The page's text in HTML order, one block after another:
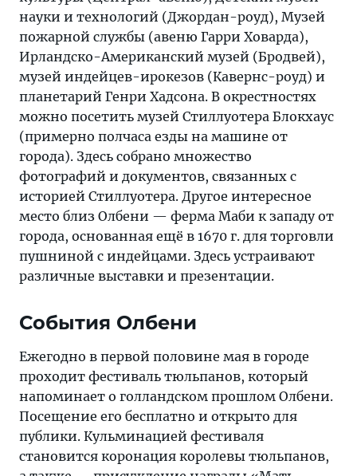
науки и технологий (Джордан-роуд), Музей
пожарной службы (авеню Гарри Ховарда),
Ирландско-Американский музей (Бродвей),
музей индейцев-ирокезов (Кавернс-роуд) и
планетарий Генри Хадсона. В окрестностях
можно посетить музей Стиллуотера Блокхаус
(примерно полчаса езды на машине от
города). Здесь собрано множество
фотографий и документов, связанных с
историей Стиллуотера. Другое интересное
место близ Олбени — ферма Маби к западу от
города, основанная ещё в 1670 г. для торговли
пушниной с индейцами. Здесь устраивают
различные выставки и презентации.
События Олбени
Ежегодно в первой половине мая в городе
проходит фестиваль тюльпанов, который
напоминает о голландском прошлом Олбени.
Посещение его бесплатно и открыто для
публики. Кульминацией фестиваля
становится коронация королевы тюльпанов,